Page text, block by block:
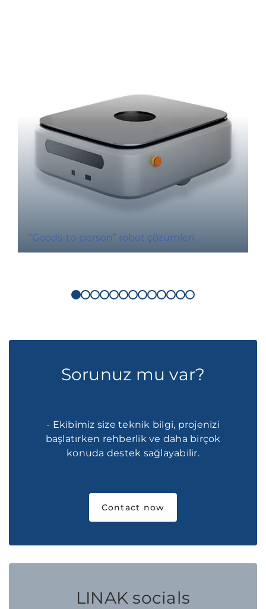
“Goods-to-person” robot çözümleri
Sorunuz mu var?
- Ekibimiz size teknik bilgi, projenizi
başlatırken rehberlik ve daha birçok
konuda destek sağlayabilir.
Contact now
LINAK socials